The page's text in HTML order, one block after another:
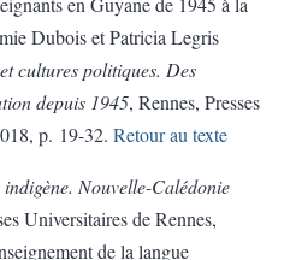
Dubois et Patricia Legris
cultures politiques. Des
depuis 1945, Rennes, Presses
p. 19-32. Retour au texte
indigène. Nouvelle-Calédonie
Universitaires de Rennes,
de la langue